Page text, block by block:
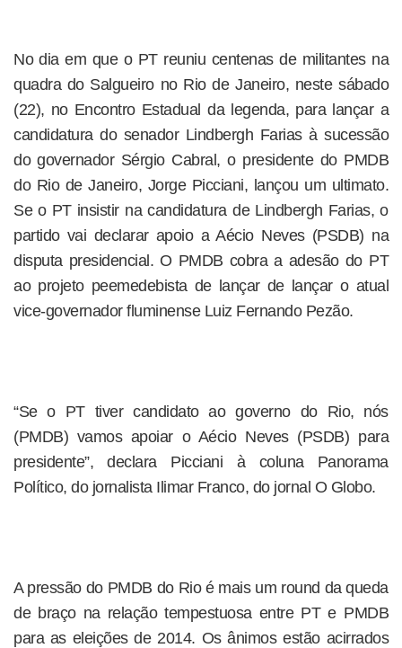
No dia em que o PT reuniu centenas de militantes na
quadra do Salgueiro no Rio de Janeiro, neste sábado
(22), no Encontro Estadual da legenda, para lançar a
candidatura do senador Lindbergh Farias à sucessão
do governador Sérgio Cabral, o presidente do PMDB
do Rio de Janeiro, Jorge Picciani, lançou um ultimato.
Se o PT insistir na candidatura de Lindbergh Farias, o
partido vai declarar apoio a Aécio Neves (PSDB) na
disputa presidencial. O PMDB cobra a adesão do PT
ao projeto peemedebista de lançar de lançar o atual
vice-governador fluminense Luiz Fernando Pezão.
“Se o PT tiver candidato ao governo do Rio, nós
(PMDB) vamos apoiar o Aécio Neves (PSDB) para
presidente”, declara Picciani à coluna Panorama
Político, do jornalista Ilimar Franco, do jornal O Globo.
A pressão do PMDB do Rio é mais um round da queda
de braço na relação tempestuosa entre PT e PMDB
para as eleições de 2014. Os ânimos estão acirrados